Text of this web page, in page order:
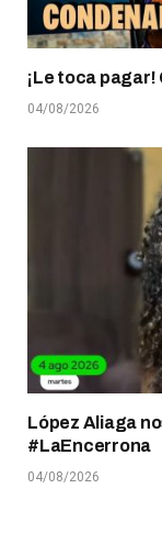
¡Le toca pagar!
04/08/2026
López Aliaga
#LaEncerrona
04/08/2026